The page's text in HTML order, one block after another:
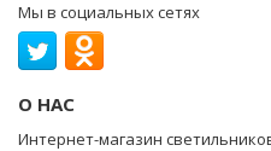
Мы в социальных сетях
О НАС
Интернет-магазин